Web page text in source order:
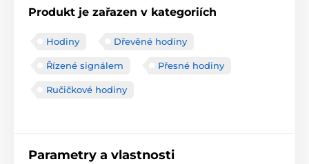
Produkt je zařazen v kategoriích
Hodiny Dřevěné hodiny
Řízené signálem Přesné hodiny
Ručičkové hodiny
Parametry a vlastnosti